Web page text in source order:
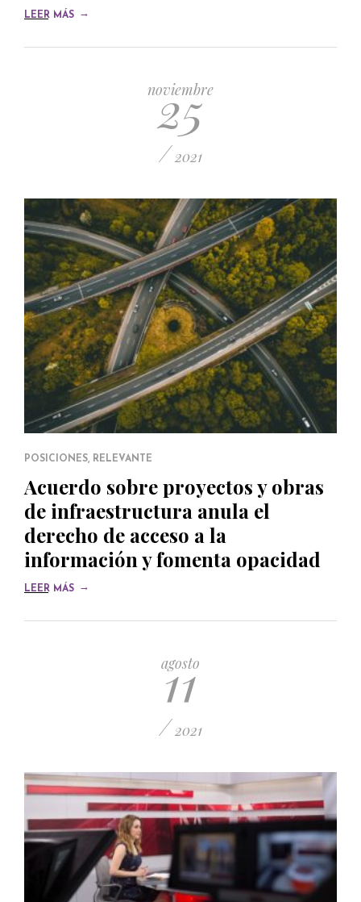
LEER MÁS →
noviembre
25
/ 2021
POSICIONES, RELEVANTE
Acuerdo sobre proyectos y obras
de infraestructura anula el
derecho de acceso a la
información y fomenta opacidad
LEER MÁS →
agosto
11
/ 2021